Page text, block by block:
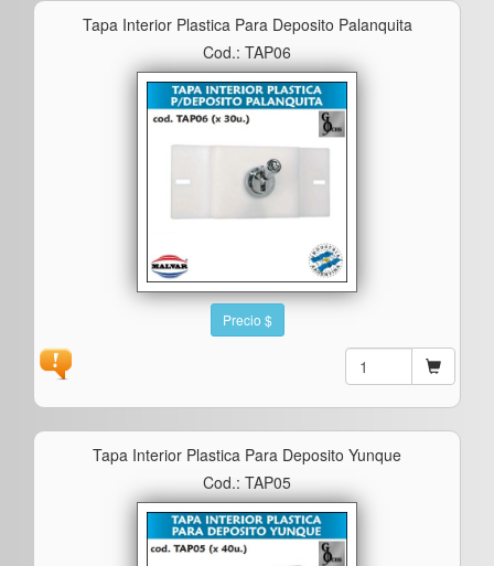
Tapa Interior Plastica Para Deposito Palanquita
Cod.: TAP06
Precio $
Tapa Interior Plastica Para Deposito Yunque
Cod.: TAP05